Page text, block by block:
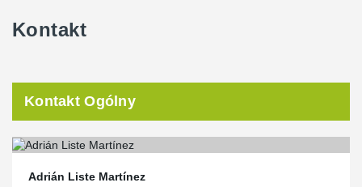
Kontakt
Kontakt Ogólny
Adrián Liste Martínez